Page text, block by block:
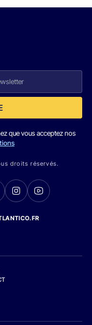
que vous acceptez nos
droits réservés.